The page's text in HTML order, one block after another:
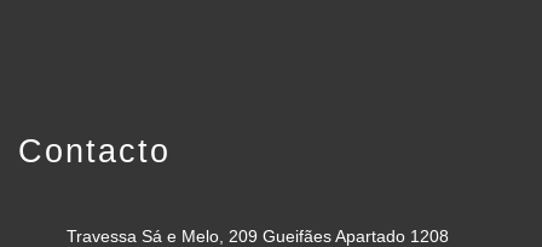
Contacto
Travessa Sá e Melo, 209 Gueifães Apartado 1208